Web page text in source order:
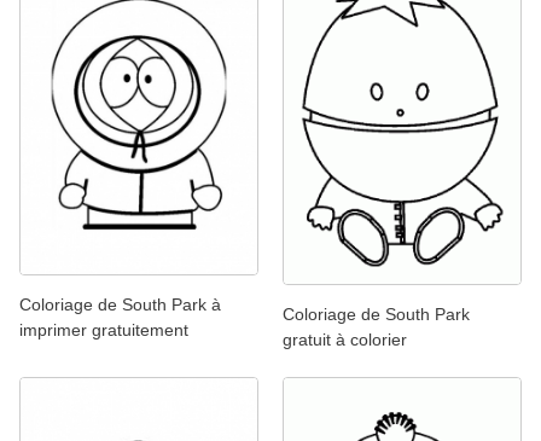
Coloriage de South Park à
imprimer gratuitement
Coloriage de South Park
gratuit à colorier